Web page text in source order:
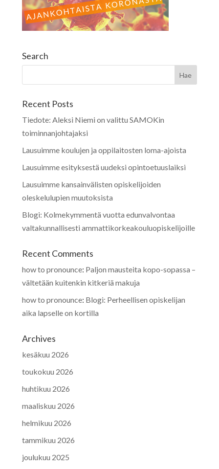
Search
Recent Posts
Tiedote: Aleksi Niemi on valittu SAMOKin
toiminnanjohtajaksi
Lausuimme koulujen ja oppilaitosten loma-ajoista
Lausuimme esityksestä uudeksi opintoetuuslaiksi
Lausuimme kansainvälisten opiskelijoiden
oleskelulupien muutoksista
Blogi: Kolmekymmentä vuotta edunvalvontaa
valtakunnallisesti ammattikorkeakouluopiskelijoille
Recent Comments
how to pronounce: Paljon mausteita kopo-sopassa –
vältetään kuitenkin kitkeriä makuja
how to pronounce: Blogi: Perheellisen opiskelijan
aika lapselle on kortilla
Archives
kesäkuu 2026
toukokuu 2026
huhtikuu 2026
maaliskuu 2026
helmikuu 2026
tammikuu 2026
joulukuu 2025